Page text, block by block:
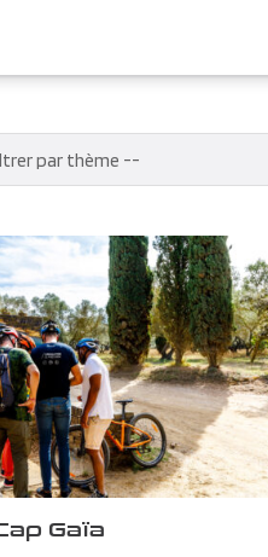
Gaïa